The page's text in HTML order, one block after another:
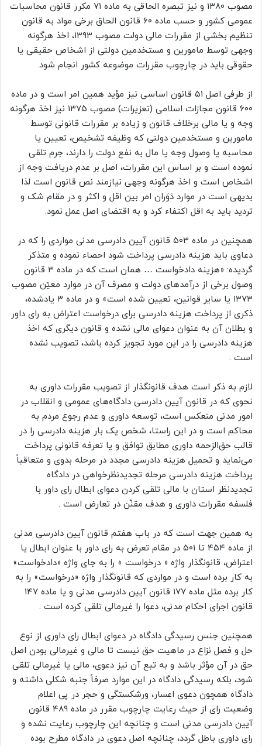
مصوب ۱۳۸۰ و نیز تبصره الحاقی به ماده ۷۱ مکرر قانون محاسبات
عمومی کشور و حسب ماده ۶۰ قانون الحاق برخی مواد به قانون
تنظیم بخشی از مقررات مالی دولت مصوب ۱۳۹۳، اخذ هرگونه
وجهی توسط مامورین و مستخدمین دولتی از اشخاص حقیقی یا
حقوقی باید در چارچوب مقررات موضوعه کشور انجام شود.
از طرفی اصل ۵۱ قانون اساسی نیز مؤید همین امر است و در ماده
۶۰۰ قانون مجازات اسلامی (تعزیرات) مصوب ۱۳۷۵ نیز اخذ هر­گونه
وجه و یا مالی برخلاف قانون و زیاده بر مقررات قانونی توسط
مامورین و مستخدمین دولتی که وظیفه تشخیص، تعیین یا
محاسبه یا وصول وجه یا مال به نفع دولت را دارند، جرم تلقی
نموده است و بر اساس این مقررات، اصل بر عدم دریافت وجه از
اشخاص است و اخذ هرگونه وجهی نیازمند نص قانون است لذا
بدیهی است در موارد دَوَران امر بین اقل و اکثر و در مقام شک و
تردید باید به اقل اکتفاء کرد و به اقتضای اصل عمل نمود.
همچنین در ماده ۵۰۳ قانون آیین دادرسی مدنی مواردی را که در
دعاوی باید هزینه دادرسی پرداخت شود احصاء نموده و متذکر
گردیده: «هزینه دادخواست … همان است که در ماده ۳ قانون
وصول برخی از درآمدهای دولت و مصرف آن در موارد معیّن مصوب
۱۳۷۳ یا سایر قوانین، تعیین شده است» و در ماده ۳ یادشده،
ذکری از پرداخت هزینه دادرسی برای درخواست اعتراض به رای داور
و بطلان آن به عنوان دعوای مالی نشده و قانون دیگری که اخذ
هزینه دادرسی را در این مورد تجویز کرده باشد، تصویب نشده
است .
لازم به ذکر است هدف قانونگذار از تصویب مقررات داوری به
نحوی که در قانون آیین دادرسی دادگاه‌های عمومی و انقلاب در
امور مدنی منعکس است، توسعه داوری و عدم رجوع مردم به
محاکم است و در این راستا، شخص یک بار هزینه دادرسی را در
قالب حق‌الزحمه داوری مطابق توافق و یا تعرفه قانونی پرداخت
می‌نماید و تحمیل هزینه دادرسی مجدد در مرحله بدوی و متعاقباً
پرداخت هزینه دادرسی مرحله تجدیدنظرخواهی در دادگاه
تجدیدنظر استان با مالی تلقی کردن دعوای ابطال رای داور با
فلسفه مقررات داوری و هدف مقنّن در تعارض است .
به همین جهت است که در باب هفتم قانون آیین دادرسی مدنی
از ماده ۴۵۴ تا ۵۰۱ در مقام تعرض به رای داور با عنوان ابطال یا
اعتراض، قانونگذار واژه « درخواست » را به جای واژه «دادخواست»
به کار برده است و در مواردی که قانونگذار واژه «درخواست» را به
کار برده مثل ماده ۱۷۷ قانون آیین دادرسی مدنی و یا ماده ۱۴۷
قانون اجرای احکام مدنی، دعوا را غیرمالی تلقی کرده است .
همچنین جنس رسیدگی دادگاه در دعوای ابطال رای داوری از نوع
حل و فصل نزاع در ماهیت حق نیست تا مالی و غیرمالی بودن اصل
حق در آن مؤثر باشد و به تبع آن نیز دعوی، مالی یا غیرمالی تلقی
شود، بلکه رسیدگی دادگاه در این موارد صرفاً جنبه شکلی داشته و
دادگاه همچون دعوی اعسار، ورشکستگی و حجر در پی اعلام
وضعیت رای از حیث رعایت چارچوب مقرر در ماده ۴۸۹ قانون
آیین دادرسی مدنی است و چنانچه این چارچوب رعایت نشده و
رای داوری باطل گردد، چنانچه اصل دعوی در دادگاه مطرح بوده